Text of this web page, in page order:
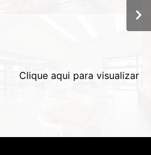
Clique aqui para visualizar